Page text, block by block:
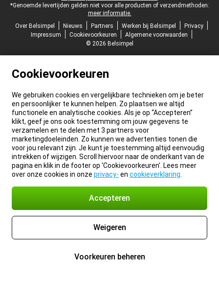
*Genoemde levertijden gelden niet voor alle producten of verzendmethoden:
meer informatie.
Over Belsimpel
Nieuws Partners Werken bij Belsimpel
Privacy
Impressum
Cookievoorkeuren
Algemene voorwaarden
© 2026 Belsimpel
Cookievoorkeuren
We gebruiken cookies en vergelijkbare technieken om je beter
en persoonlijker te kunnen helpen. Zo plaatsen we altijd
functionele en analytische cookies. Als je op “Accepteren”
klikt, geef je ons ook toestemming om jouw gegevens te
verzamelen en te delen met 3 partners voor
marketingdoeleinden. Zo kunnen we advertenties tonen die
voor jou relevant zijn. Je kunt je toestemming altijd eenvoudig
intrekken of wijzigen. Scroll hiervoor naar de onderkant van de
pagina en klik in de footer op 'Cookievoorkeuren'. Lees meer
over onze cookies in onze privacy- en cookieverklaring
Accepteren
Weigeren
Voorkeuren beheren